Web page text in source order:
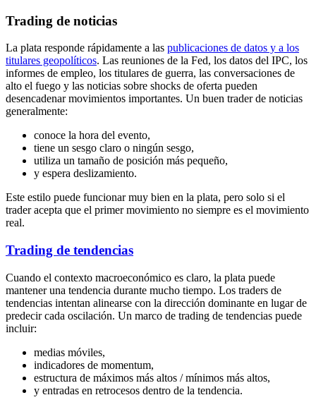
Trading de noticias
La plata responde rápidamente a las publicaciones de datos y a los
titulares geopolíticos. Las reuniones de la Fed, los datos del IPC, los
informes de empleo, los titulares de guerra, las conversaciones de
alto el fuego y las noticias sobre shocks de oferta pueden
desencadenar movimientos importantes. Un buen trader de noticias
generalmente:
conoce la hora del evento,
tiene un sesgo claro o ningún sesgo,
utiliza un tamaño de posición más pequeño,
y espera deslizamiento.
Este estilo puede funcionar muy bien en la plata, pero solo si el
trader acepta que el primer movimiento no siempre es el movimiento
real.
Trading de tendencias
Cuando el contexto macroeconómico es claro, la plata puede
mantener una tendencia durante mucho tiempo. Los traders de
tendencias intentan alinearse con la dirección dominante en lugar de
predecir cada oscilación. Un marco de trading de tendencias puede
incluir:
medias móviles,
indicadores de momentum,
estructura de máximos más altos / mínimos más altos,
y entradas en retrocesos dentro de la tendencia.